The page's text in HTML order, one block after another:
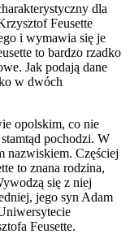
dla
Feusette
i wymawia się je
to bardzo rzadko
Jak podają dane
w dwóch
opolskim, co nie
pochodzi. W
nazwiskiem. Częściej
to znana rodzina,
się z niej
jego syn Adam
Feusette.